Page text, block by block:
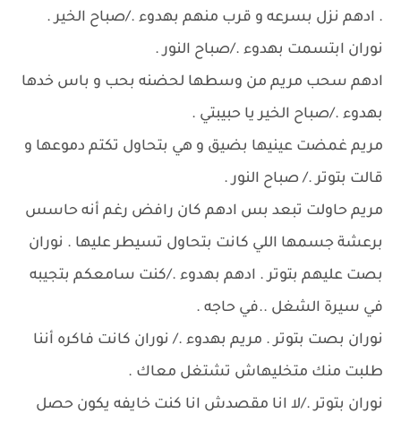
. ادهم نزل بسرعه و قرب منهم بهدوء ./صباح الخير .
نوران ابتسمت بهدوء ./صباح النور .
ادهم سحب مريم من وسطها لحضنه بحب و باس خدها
بهدوء ./صباح الخير يا حبيبتي .
مريم غمضت عينيها بضيق و هي بتحاول تكتم دموعها و
قالت بتوتر ./ صباح النور .
مريم حاولت تبعد بس ادهم كان رافض رغم أنه حاسس
برعشة جسمها اللي كانت بتحاول تسيطر عليها . نوران
بصت عليهم بتوتر . ادهم بهدوء ./كنت سامعكم بتجيبه
في سيرة الشغل ..في حاجه .
نوران بصت بتوتر . مريم بهدوء ./ نوران كانت فاكره أننا
طلبت منك متخليهاش تشتغل معاك .
نوران بتوتر ./لا انا مقصدش انا كنت خايفه يكون حصل